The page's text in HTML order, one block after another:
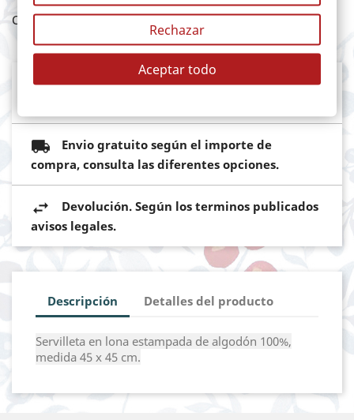
Compartir
Mediante pasarela de pago segura del
Envio gratuito según el importe de
compra, consulta las diferentes opciones.
Devolución. Según los terminos publicados
avisos legales.
Descripción Detalles del producto
Servilleta en lona estampada de algodón 100%,
medida 45 x 45 cm.
Rechazar
Aceptar todo